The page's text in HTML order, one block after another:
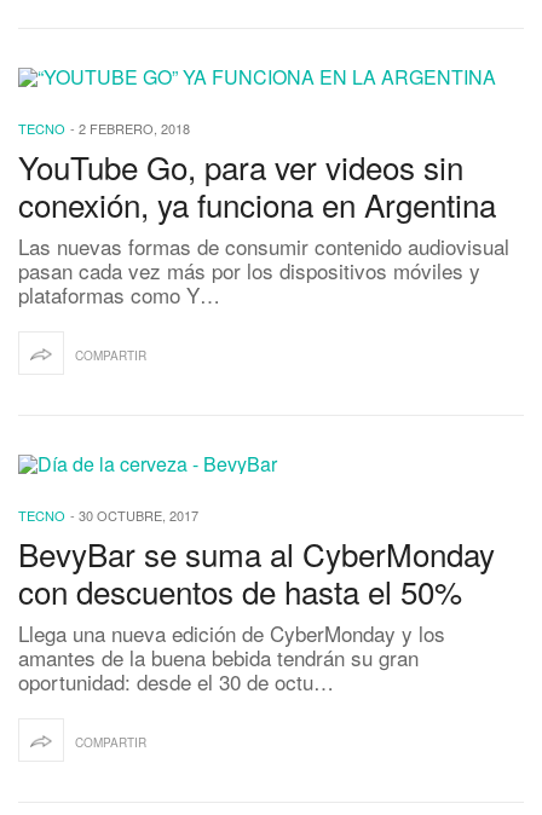
TECNO - 2 FEBRERO, 2018
YouTube Go, para ver videos sin
conexión, ya funciona en Argentina
Las nuevas formas de consumir contenido audiovisual
pasan cada vez más por los dispositivos móviles y
plataformas como Y…
COMPARTIR
TECNO - 30 OCTUBRE, 2017
BevyBar se suma al CyberMonday
con descuentos de hasta el 50%
Llega una nueva edición de CyberMonday y los
amantes de la buena bebida tendrán su gran
oportunidad: desde el 30 de octu…
COMPARTIR